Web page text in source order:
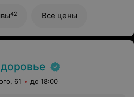
персоналу!
за ваш нелегкий труд,
и чуткое отношение к
что вы всегда рядом в
нам вернуть здоровье».
42 Все цены
61 до 18:00